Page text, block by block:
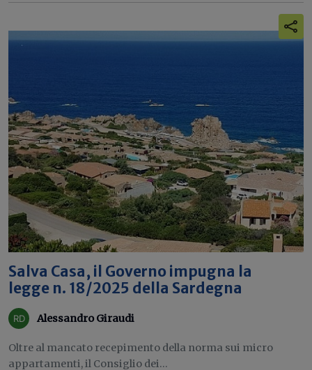
Salva Casa, il Governo impugna la
legge n. 18/2025 della Sardegna
Alessandro Giraudi
Oltre al mancato recepimento della norma sui micro
appartamenti, il Consiglio dei...